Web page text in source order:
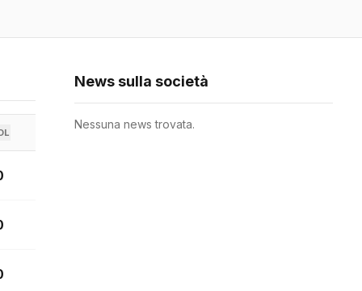
News sulla società
Nessuna news trovata.